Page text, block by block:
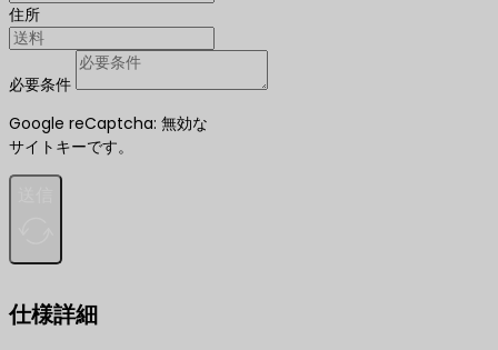
住所
必要条件
Google reCaptcha: 無効な
サイトキーです。
仕様詳細